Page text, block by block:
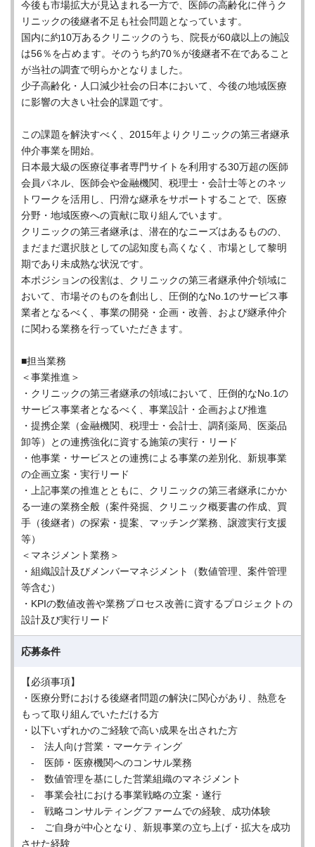
今後も市場拡大が見込まれる一方で、医師の高齢化に伴うク
リニックの後継者不足も社会問題となっています。
国内に約10万あるクリニックのうち、院長が60歳以上の施設
は56％を占めます。そのうち約70％が後継者不在であること
が当社の調査で明らかとなりました。
少子高齢化・人口減少社会の日本において、今後の地域医療
に影響の大きい社会的課題です。
この課題を解決すべく、2015年よりクリニックの第三者継承
仲介事業を開始。
日本最大級の医療従事者専門サイトを利用する30万超の医師
会員パネル、医師会や金融機関、税理士・会計士等とのネッ
トワークを活用し、円滑な継承をサポートすることで、医療
分野・地域医療への貢献に取り組んでいます。
クリニックの第三者継承は、潜在的なニーズはあるものの、
まだまだ選択肢としての認知度も高くなく、市場として黎明
期であり未成熟な状況です。
本ポジションの役割は、クリニックの第三者継承仲介領域に
おいて、市場そのものを創出し、圧倒的なNo.1のサービス事
業者となるべく、事業の開発・企画・改善、および継承仲介
に関わる業務を行っていただきます。
■担当業務
＜事業推進＞
・クリニックの第三者継承の領域において、圧倒的なNo.1の
サービス事業者となるべく、事業設計・企画および推進
・提携企業（金融機関、税理士・会計士、調剤薬局、医薬品
卸等）との連携強化に資する施策の実行・リード
・他事業・サービスとの連携による事業の差別化、新規事業
の企画立案・実行リード
・上記事業の推進とともに、クリニックの第三者継承にかか
る一連の業務全般（案件発掘、クリニック概要書の作成、買
手（後継者）の探索・提案、マッチング業務、譲渡実行支援
等）
＜マネジメント業務＞
・組織設計及びメンバーマネジメント（数値管理、案件管理
等含む）
・KPIの数値改善や業務プロセス改善に資するプロジェクトの
設計及び実行リード
応募条件
【必須事項】
・医療分野における後継者問題の解決に関心があり、熱意を
もって取り組んでいただける方
・以下いずれかのご経験で高い成果を出された方
- 法人向け営業・マーケティング
- 医師・医療機関へのコンサル業務
- 数値管理を基にした営業組織のマネジメント
- 事業会社における事業戦略の立案・遂行
- 戦略コンサルティングファームでの経験、成功体験
- ご自身が中心となり、新規事業の立ち上げ・拡大を成功
させた経験